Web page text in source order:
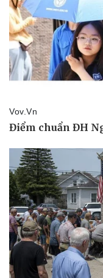
Thể thao
Bóng đá
Thế giới thể thao
eSports
Hậu trường